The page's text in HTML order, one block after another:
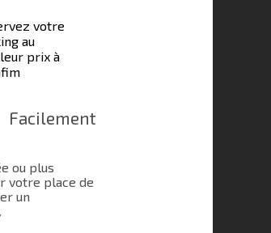
votre
au
prix à
ou plus
votre place de
un